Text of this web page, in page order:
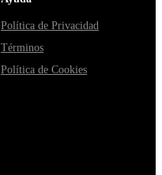
Política de Privacidad
Términos
Política de Cookies